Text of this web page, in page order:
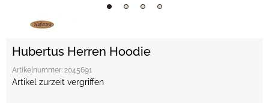
Hubertus Herren Hoodie
Artikelnummer: 2045691
Artikel zurzeit vergriffen